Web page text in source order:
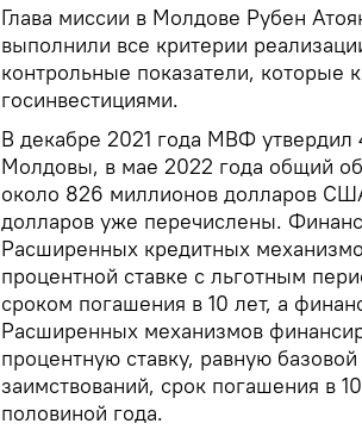
Глава миссии в Молдове Рубен
выполнили все критерии
контрольные показатели, которые
госинвестициями.
В декабре 2021 года МВФ
Молдовы, в мае 2022 года общий
около 826 миллионов долларов
долларов уже перечислены.
Расширенных кредитных
процентной ставке с льготным
сроком погашения в 10 лет, а
Расширенных механизмов
процентную ставку, равную
заимствований, срок погашения в
половиной года.